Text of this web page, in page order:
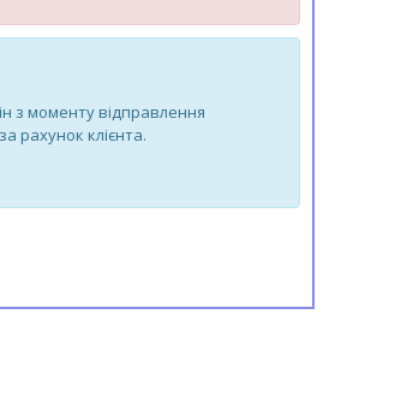
з моменту відправлення
рахунок клієнта.